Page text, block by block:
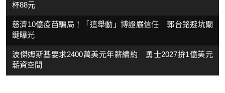
杯88元
慈濟10億疫苗騙局！「這舉動」博證嚴信任 郭台銘避坑關
鍵曝光
波傑姆斯基要求2400萬美元年薪續約 勇士2027拚1億美元
薪資空間